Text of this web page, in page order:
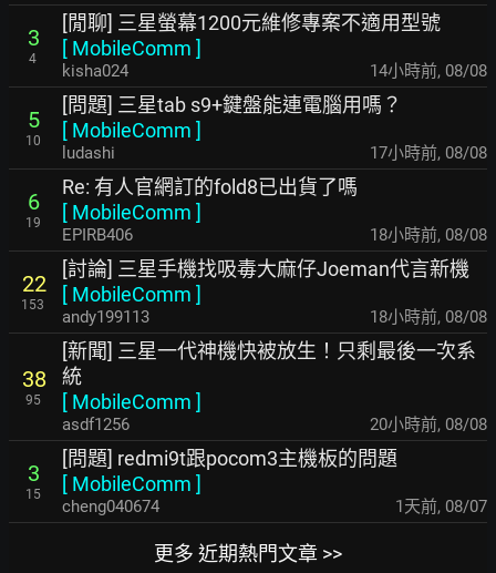
3
4
[閒聊] 三星螢幕1200元維修專案不適用型號
[ MobileComm ]
kisha024 14小時前, 08/08
5
10
[問題] 三星tab s9+鍵盤能連電腦用嗎？
[ MobileComm ]
ludashi 17小時前, 08/08
6
19
Re: 有人官網訂的fold8已出貨了嗎
[ MobileComm ]
EPIRB406 18小時前, 08/08
22
153
[討論] 三星手機找吸毒大麻仔Joeman代言新機
[ MobileComm ]
andy199113 18小時前, 08/08
38
95
[新聞] 三星一代神機快被放生！只剩最後一次系
統
[ MobileComm ]
asdf1256 20小時前, 08/08
3
15
[問題] redmi9t跟pocom3主機板的問題
[ MobileComm ]
cheng040674 1天前, 08/07
更多 近期熱門文章 >>